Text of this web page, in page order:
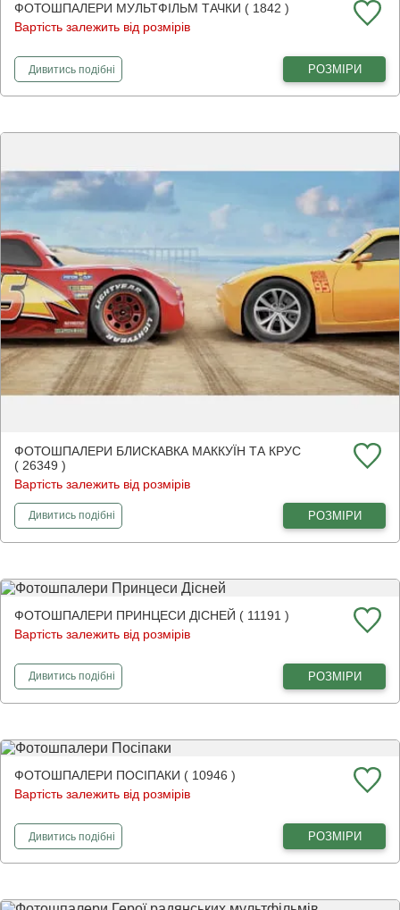
ФОТОШПАЛЕРИ МУЛЬТФІЛЬМ ТАЧКИ ( 1842 )
Вартість залежить від розмірів
Дивитисьфотошпалери
подібні РОЗМІРИ
ФОТОШПАЛЕРИ БЛИСКАВКА МАККУЇН ТА КРУС
( 26349 )
Вартість залежить від розмірів
Дивитисьфотошпалери
подібні РОЗМІРИ
ФОТОШПАЛЕРИ ПРИНЦЕСИ ДІСНЕЙ ( 11191 )
Вартість залежить від розмірів
Дивитисьфотошпалери
подібні РОЗМІРИ
ФОТОШПАЛЕРИ ПОСІПАКИ ( 10946 )
Вартість залежить від розмірів
Дивитисьфотошпалери
подібні РОЗМІРИ